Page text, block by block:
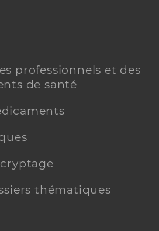
professionnels et des
de santé
thématiques